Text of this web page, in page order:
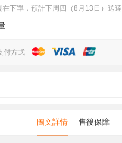
在下單，預計下周四（8月13日）送達
付方式
圖文詳情 售後保障